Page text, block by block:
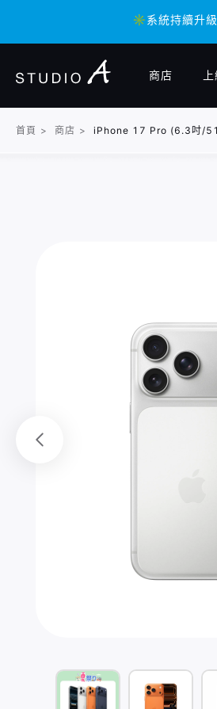
✳️系統持續升級
✳️系統持續升級
商店
首頁 > 商店 > iPhone 17 Pro (6.3吋/